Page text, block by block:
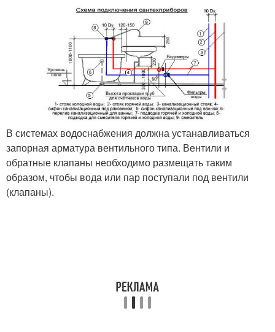
В системах водоснабжения должна устанавливаться
запорная арматура вентильного типа. Вентили и
обратные клапаны необходимо размещать таким
образом, чтобы вода или пар поступали под вентили
(клапаны).